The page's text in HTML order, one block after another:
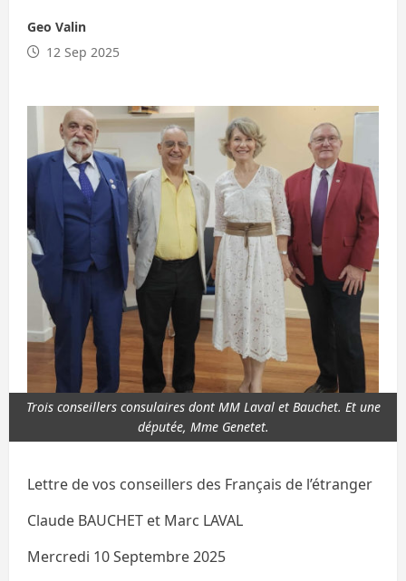
Geo Valin
12 Sep 2025
Trois conseillers consulaires dont MM Laval et Bauchet. Et une
députée, Mme Genetet.
Lettre de vos conseillers des Français de l’étranger
Claude BAUCHET et Marc LAVAL
Mercredi 10 Septembre 2025